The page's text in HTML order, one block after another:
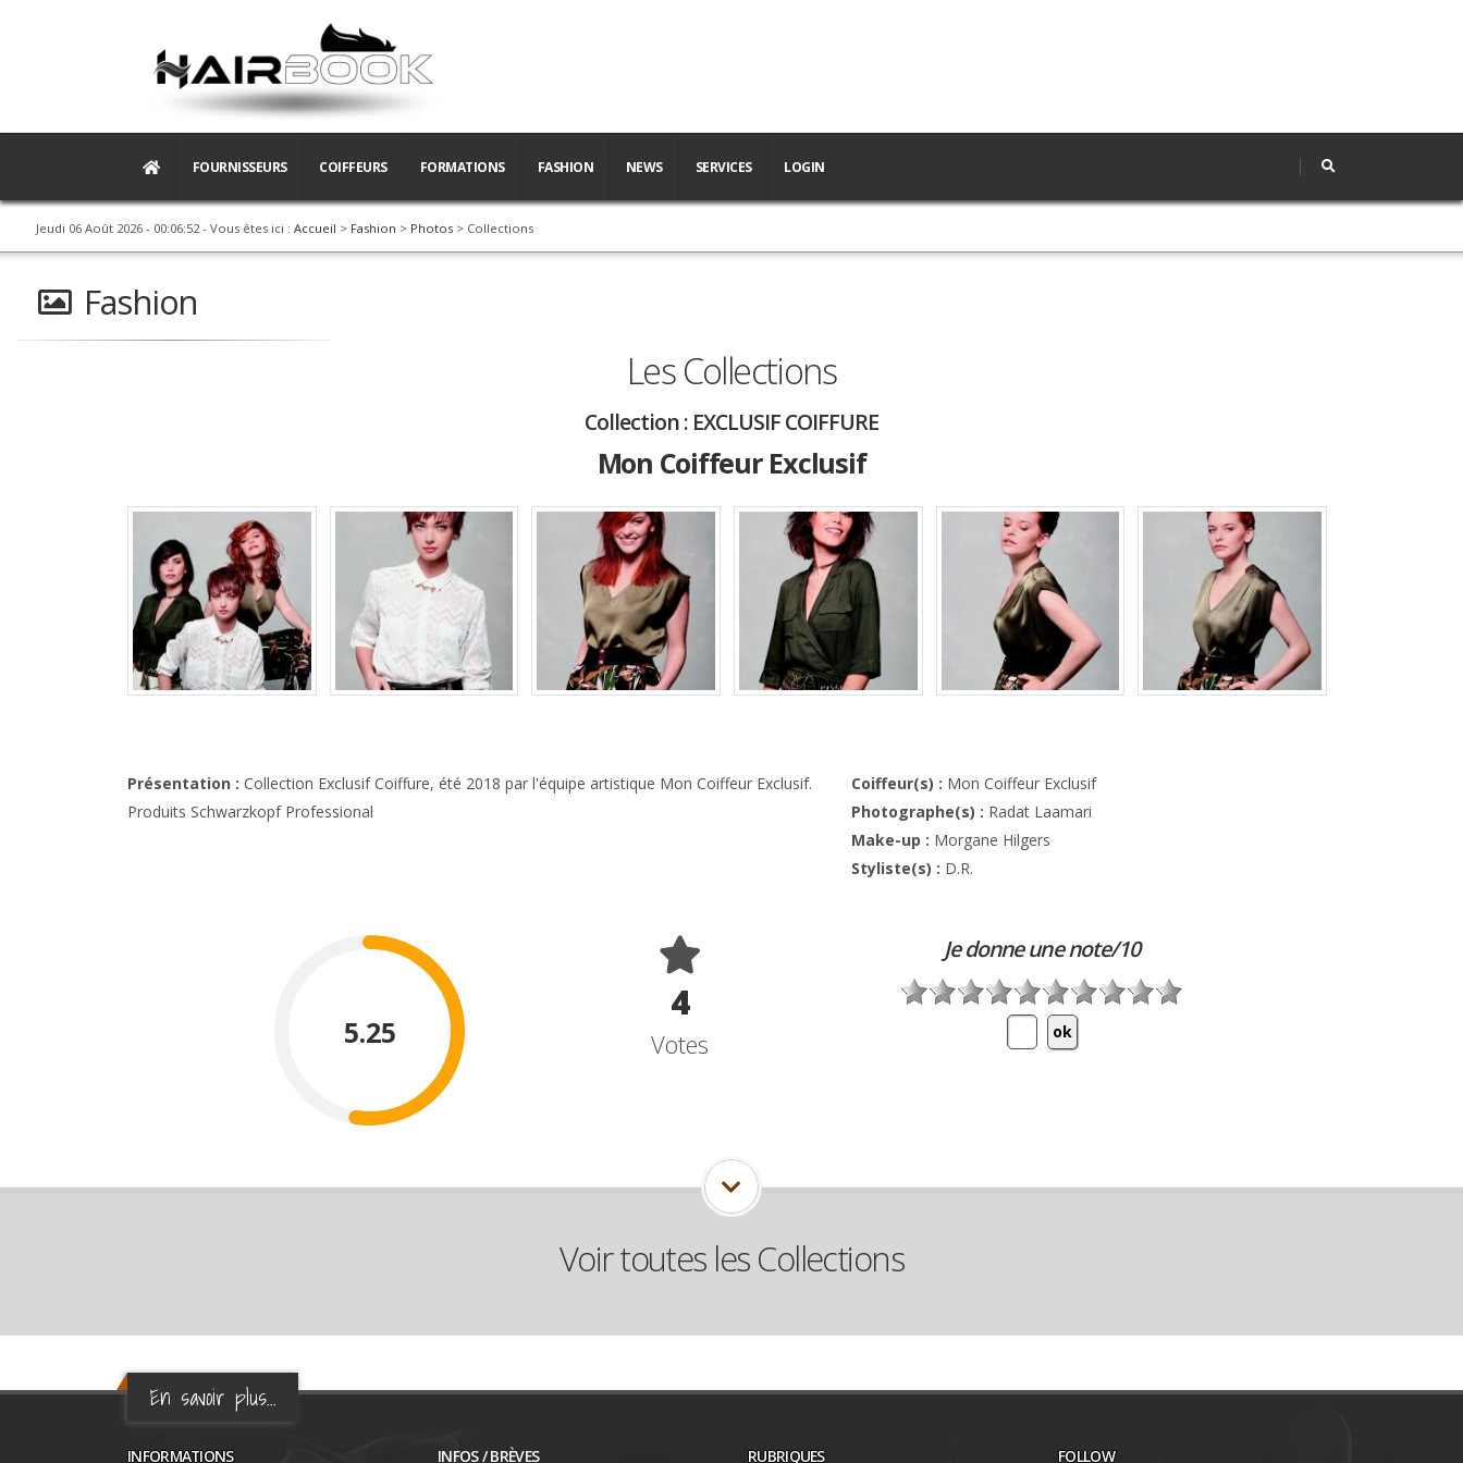
FOURNISSEURS COIFFEURS FORMATIONS FASHION NEWS SERVICES LOGIN
Jeudi 06 Août 2026 - 00:06:52- Vous êtes ici : Accueil > Fashion > Photos > Collections
Fashion
Les Collections
Collection : EXCLUSIF COIFFURE
Mon Coiffeur Exclusif
Présentation : Collection Exclusif Coiffure, été 2018 par l'équipe artistique Mon Coiffeur Exclusif.
Produits Schwarzkopf Professional
Coiffeur(s) : Mon Coiffeur Exclusif
Photographe(s) : Radat Laamari
Make-up : Morgane Hilgers
Styliste(s) : D.r.
5.25
4
Votes
Je donne une note/10
Voir toutes les Collections
En savoir plus...
INFORMATIONS INFOS / BRÈVES RUBRIQUES FOLLOW